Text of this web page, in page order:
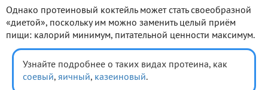
Однако протеиновый коктейль может стать своеобразной
«диетой», поскольку им можно заменить целый приём
пищи: калорий минимум, питательной ценности максимум.
Узнайте подробнее о таких видах протеина, как
соевый, яичный, казеиновый.